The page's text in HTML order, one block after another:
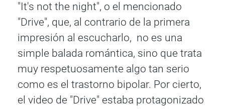
"It's not the night", o el mencionado
"Drive", que, al contrario de la primera
impresión al escucharlo, no es una
simple balada romántica, sino que trata
muy respetuosamente algo tan serio
como es el trastorno bipolar. Por cierto,
el video de "Drive" estaba protagonizado